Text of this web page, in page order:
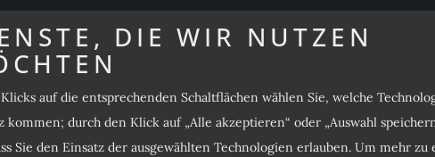
1-2 NÄCHTE (WERKTAGS)
DIE WIR NUTZEN
auf die entsprechenden Schaltflächen wählen Sie, welche
kommen; durch den Klick auf „Alle akzeptieren“ oder „Auswahl
Sie den Einsatz der ausgewählten Technologien erlauben. Um mehr zu